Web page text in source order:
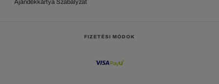
Ajándékkártya Szabályzat
FIZETÉSI MÓDOK